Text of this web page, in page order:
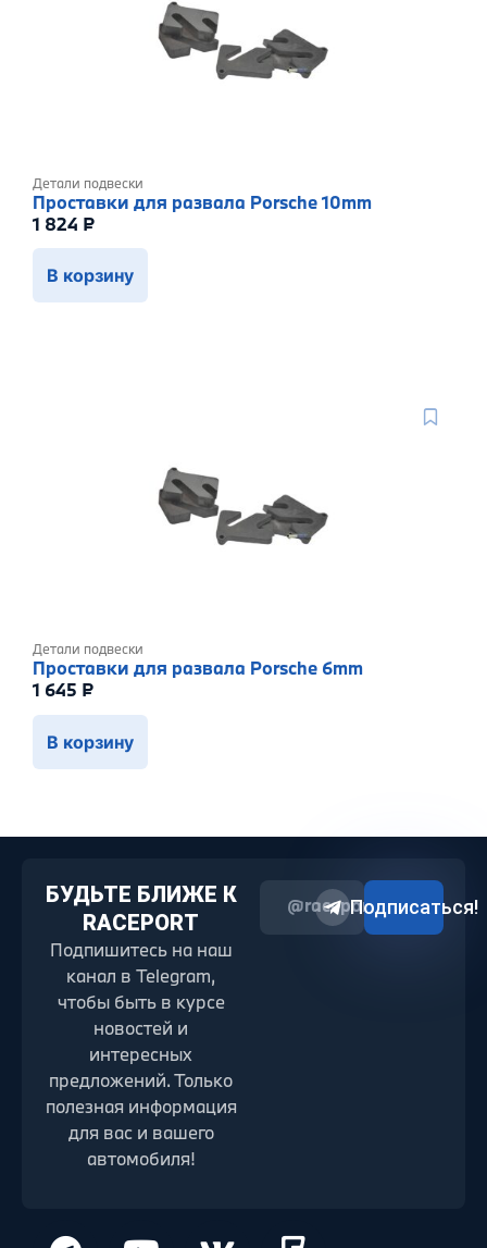
Детали подвески
Проставки для развала Porsche 10mm
1 824 ₽
В корзину
Детали подвески
Проставки для развала Porsche 6mm
1 645 ₽
В корзину
БУДЬТЕ БЛИЖЕ К
RACEPORT
Подпишитесь на наш
канал в Telegram,
чтобы быть в курсе
новостей и
интересных
предложений. Только
полезная информация
для вас и вашего
автомобиля!
@raceport2022
Подписаться!